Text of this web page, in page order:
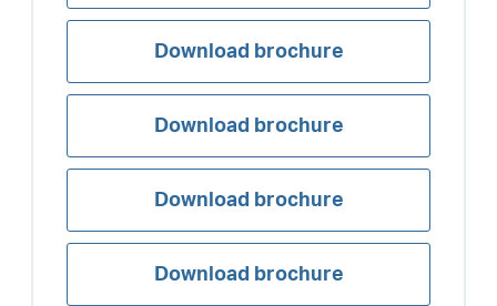
Download brochure
Download brochure
Download brochure
Download brochure